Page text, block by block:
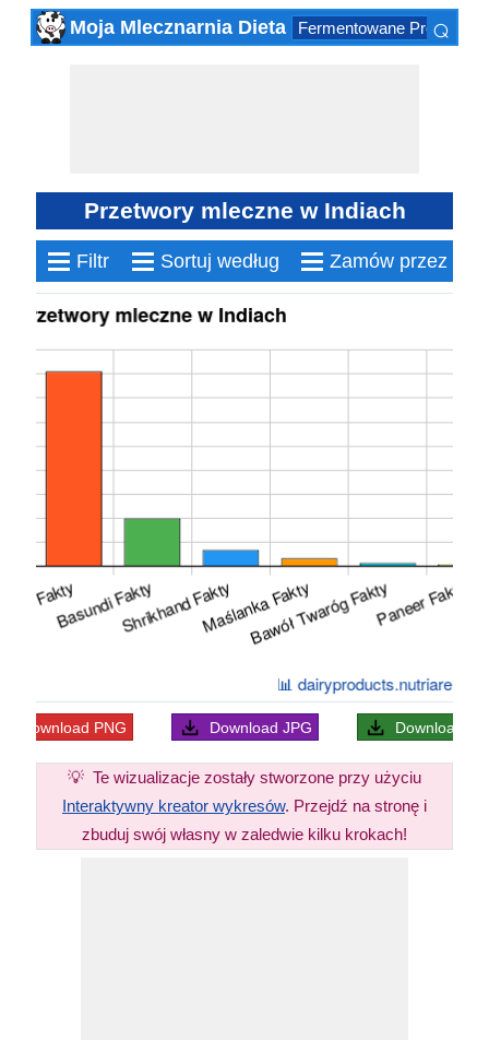
Moja Mlecznarnia Dieta Fermentowane ⌕
Przetwory mleczne w Indiach
≡ Filtr ≡ Zamów przez
≡ Sortuj według
Download PNG Download JPG Download
💡 Te wizualizacje zostały stworzone przy użyciu
Interaktywny kreator wykresów. Przejdź na stronę i
zbuduj swój własny w zaledwie kilku krokach!